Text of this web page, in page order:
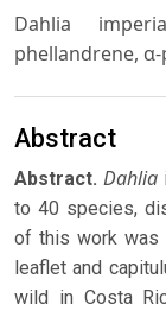
Dahlia
phellandrene, α-
Abstract
Abstract. Dahlia
to 40 species,
of this work was
leaflet and
wild in Costa